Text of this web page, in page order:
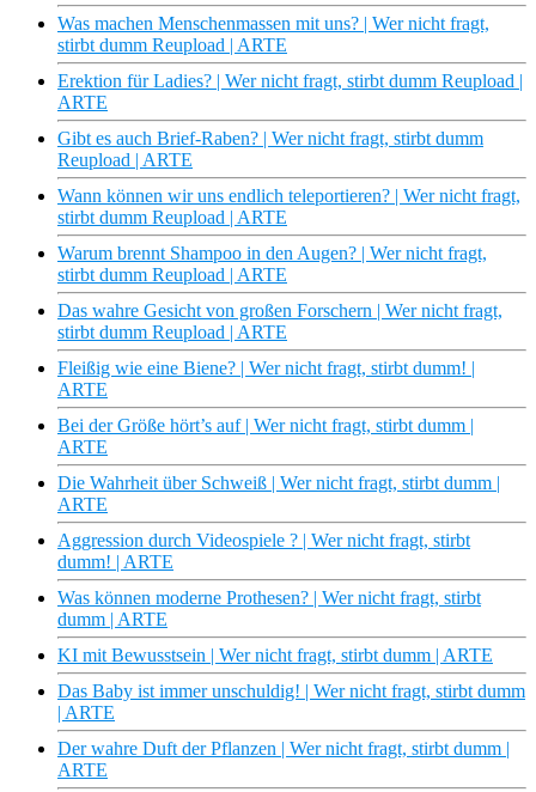
Was machen Menschenmassen mit uns? | Wer nicht fragt,
stirbt dumm Reupload | ARTE
Erektion für Ladies? | Wer nicht fragt, stirbt dumm Reupload |
ARTE
Gibt es auch Brief-Raben? | Wer nicht fragt, stirbt dumm
Reupload | ARTE
Wann können wir uns endlich teleportieren? | Wer nicht fragt,
stirbt dumm Reupload | ARTE
Warum brennt Shampoo in den Augen? | Wer nicht fragt,
stirbt dumm Reupload | ARTE
Das wahre Gesicht von großen Forschern | Wer nicht fragt,
stirbt dumm Reupload | ARTE
Fleißig wie eine Biene? | Wer nicht fragt, stirbt dumm! |
ARTE
Bei der Größe hört’s auf | Wer nicht fragt, stirbt dumm |
ARTE
Die Wahrheit über Schweiß | Wer nicht fragt, stirbt dumm |
ARTE
Aggression durch Videospiele ? | Wer nicht fragt, stirbt
dumm! | ARTE
Was können moderne Prothesen? | Wer nicht fragt, stirbt
dumm | ARTE
KI mit Bewusstsein | Wer nicht fragt, stirbt dumm | ARTE
Das Baby ist immer unschuldig! | Wer nicht fragt, stirbt dumm
| ARTE
Der wahre Duft der Pflanzen | Wer nicht fragt, stirbt dumm |
ARTE